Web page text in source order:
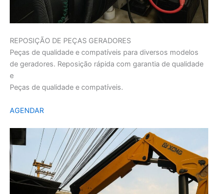
REPOSIÇÃO DE PEÇAS GERADORES
Peças de qualidade e compatíveis para diversos modelos
de geradores. Reposição rápida com garantia de qualidade
e
Peças de qualidade e compatíveis.
AGENDAR